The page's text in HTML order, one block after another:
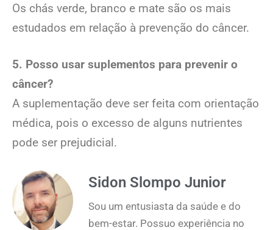
Os chás verde, branco e mate são os mais
estudados em relação à prevenção do câncer.
5. Posso usar suplementos para prevenir o
câncer?
A suplementação deve ser feita com orientação
médica, pois o excesso de alguns nutrientes
pode ser prejudicial.
Sidon Slompo Junior
Sou um entusiasta da saúde e do
bem-estar. Possuo experiência no